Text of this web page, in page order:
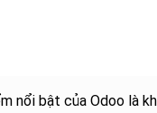
nổi bật của Odoo là